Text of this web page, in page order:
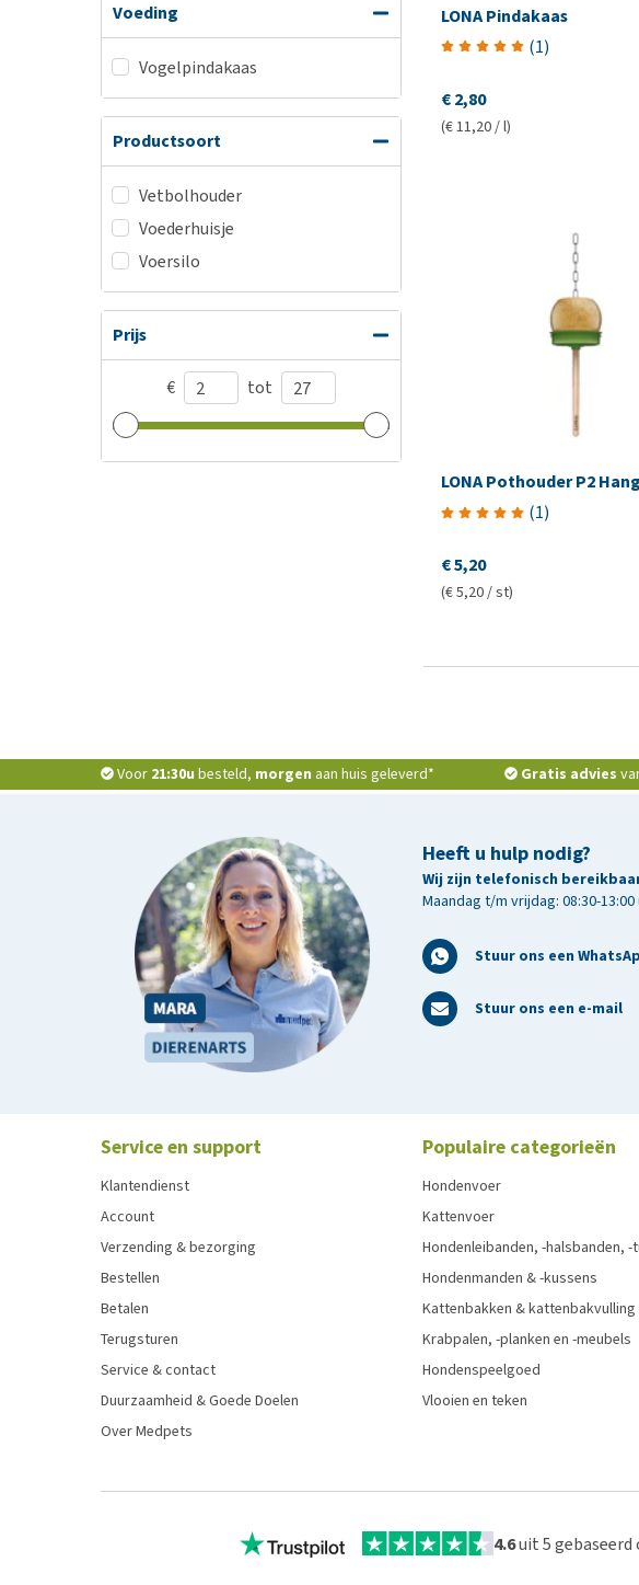
Voeding
Vogelpindakaas
Productsoort
Vetbolhouder
Voederhuisje
Voersilo
Prijs
€ tot
LONA Pindakaas
(1)
€ 2,80
(€ 11,20 / l)
LONA Pothouder P2
(1)
€ 5,20
(€ 5,20 / st)
Voor 21:30u besteld, morgen aan huis geleverd* Gratis advies
Heeft u hulp nodig?
Wij zijn telefonisch
Maandag t/m vrijdag: 08:30-13:00
Stuur ons een
Stuur ons een e-mail
Service en support
Klantendienst
Account
Verzending & bezorging
Bestellen
Betalen
Terugsturen
Service & contact
Duurzaamheid & Goede Doelen
Over Medpets
Populaire categorieën
Hondenvoer
Kattenvoer
Hondenleibanden, -halsbanden, -
Hondenmanden & -kussens
Kattenbakken & kattenbakvulling
Krabpalen, -planken en -meubels
Hondenspeelgoed
Vlooien en teken
4.6uit 5 gebaseerd